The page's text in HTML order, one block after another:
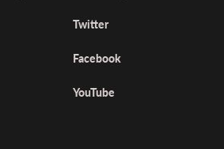
Twitter
Facebook
YouTube